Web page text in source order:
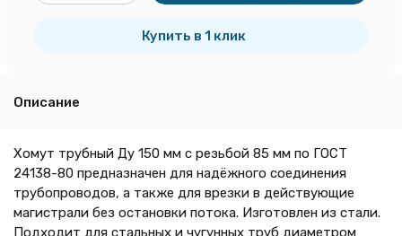
Купить в 1 клик
Описание
Хомут трубный Ду 150 мм с резьбой 85 мм по ГОСТ
24138-80 предназначен для надёжного соединения
трубопроводов, а также для врезки в действующие
магистрали без остановки потока. Изготовлен из стали.
Подходит для стальных и чугунных труб диаметром